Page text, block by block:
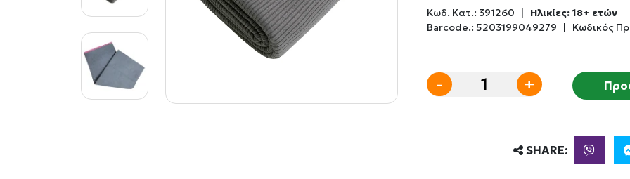
Κωδ. Κατ.: 391260 |
Ηλικίες: 18+ ετών
Barcode.: 5203199049279 | Κωδικός
- +
SHARE: